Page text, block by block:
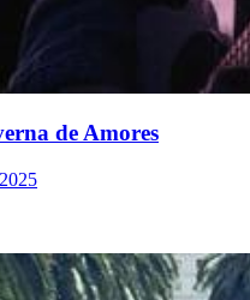
de Amores